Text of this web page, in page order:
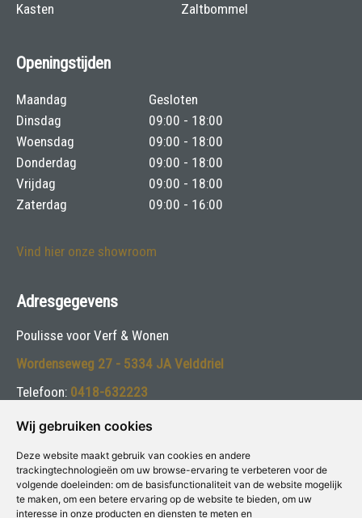
Wij gebruiken cookies
Deze website maakt gebruik van cookies en andere
trackingtechnologieën om uw browse-ervaring te verbeteren voor de
volgende doeleinden: om de basisfunctionaliteit van de website mogelijk
te maken, om een betere ervaring op de website te bieden, om uw
interesse in onze producten en diensten te meten en
Kasten
Zaltbommel
Openingstijden
Maandag
Gesloten
Dinsdag
09:00 - 18:00
Woensdag
09:00 - 18:00
Donderdag
09:00 - 18:00
Vrijdag
09:00 - 18:00
Zaterdag
09:00 - 16:00
Vind hier onze showroom
Adresgegevens
Poulisse voor Verf & Wonen
Wordenseweg 27 - 5334 JA Velddriel
Telefoon: 0418-632223
E-mail:info@poulisse.nl
Volg ons: